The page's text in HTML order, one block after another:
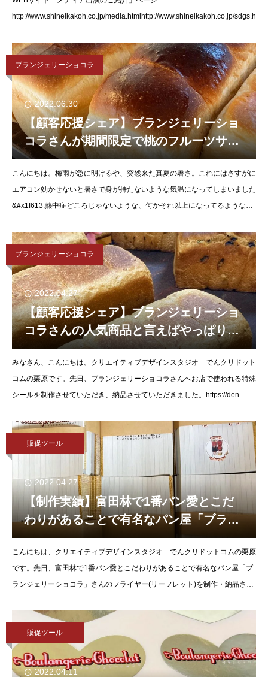
http://www.shineikakoh.co.jp/media.htmlhttp://www.shineikakoh.co.jp/sdgs.html
ブランジェリーショコラ
2022.06.30
【顧客応援シェア】ブランジェリーショ
コラさんが期間限定で桃のフルーツサン
ドをスタート！
こんにちは。梅雨が急に明けるや、突然来た真夏の暑さ。これにはさすがに
エアコン効かせないと暑さで身が持たないような気温になってしまいました
&#x1f613;熱中症どころじゃないような、何かそれ以上になってるような気
ブランジェリーショコラ
2022.04.27
【顧客応援シェア】ブランジェリーショ
コラさんの人気商品と言えばやっぱり
「おうち食パン」。
みなさん、こんにちは。クリエイティブデザインスタジオ でんクリドット
コムの栗原です。先日、ブランジェリーショコラさんへお店で使われる特殊
シールを制作させていただき、納品させていただきました。https://den-
販促ツール
2022.04.27
【制作実績】富田林で1番パン愛とこだ
わりがあることで有名なパン屋「ブラン
ジェリーショコラ」のフライヤー(リーフ
レット)を制作・納品させていただきまし
た。
こんにちは、クリエイティブデザインスタジオ でんクリドットコムの栗原
です。先日、富田林で1番パン愛とこだわりがあることで有名なパン屋「ブ
ランジェリーショコラ」さんのフライヤー(リーフレット)を制作・納品させ
販促ツール
2022.04.11